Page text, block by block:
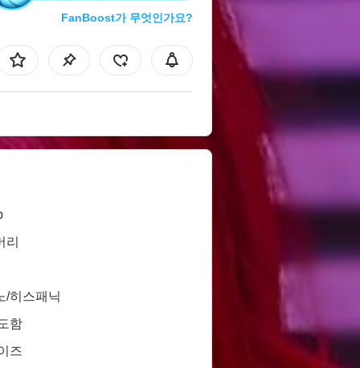
FanBoost가 무엇인가요?
리
/히스패닉
함
즈